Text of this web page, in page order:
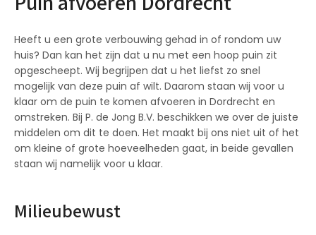
Heeft u een grote verbouwing gehad in of rondom uw
huis? Dan kan het zijn dat u nu met een hoop puin zit
opgescheept. Wij begrijpen dat u het liefst zo snel
mogelijk van deze puin af wilt. Daarom staan wij voor u
klaar om de puin te komen afvoeren in Dordrecht en
omstreken. Bij P. de Jong B.V. beschikken we over de juiste
middelen om dit te doen. Het maakt bij ons niet uit of het
om kleine of grote hoeveelheden gaat, in beide gevallen
staan wij namelijk voor u klaar.
Milieubewust